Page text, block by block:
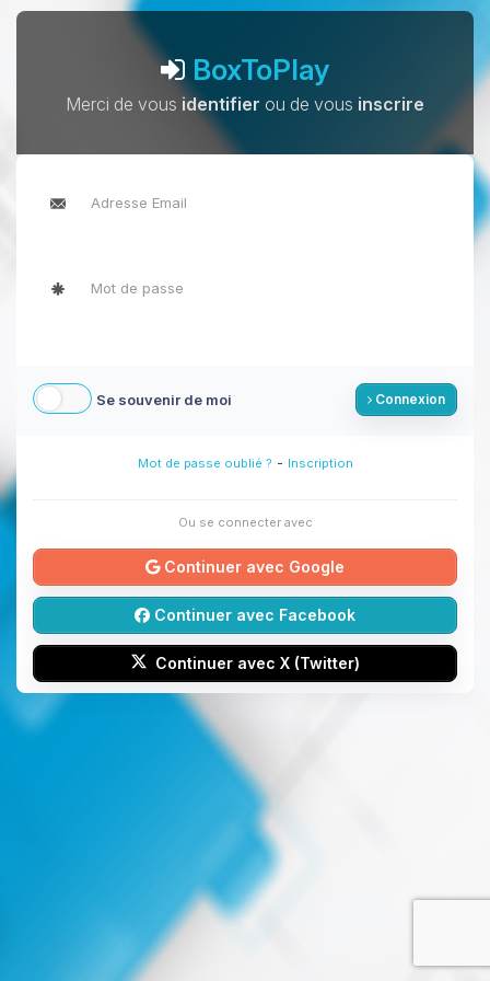
BoxToPlay
Merci de vous identifier ou de vous inscrire
Se souvenir de moi Connexion
Mot de passe oublié ? - Inscription
Ou se connecter avec
Continuer avec Google
Continuer avec Facebook
Continuer avec X (Twitter)